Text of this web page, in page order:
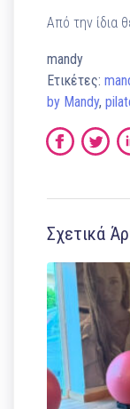
Από την ίδια
mandy
Ετικέτες:
by Mandy,
Σχετικά